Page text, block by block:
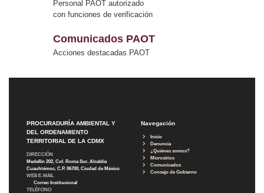
Personal PAOT autorizado
con funciones de verificación
Comunicados PAOT
Acciones destacadas PAOT
PROCURADURÍA AMBIENTAL Y
DEL ORDENAMIENTO
TERRITORIAL DE LA CDMX
DIRECCIÓN
Medellín 202, Col. Roma Sur, Alcaldía
Cuauhtémoc, C.P. 06700, Ciudad de México
WEB E-MAIL
Correo Institucional
TELÉFONO
Navegación
Inicio
Denuncia
¿Quiénes somos?
Micrositios
Comunicados
Consejo de Gobierno